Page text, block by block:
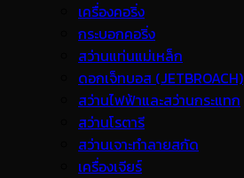
เครื่องคอริ่ง
กระบอกคอริ่ง
สว่านแท่นแม่เหล็ก
ดอกเจ็ทบอส (JETBROACH)
สว่านไฟฟ้าและสว่านกระแทก
สว่านโรตารี
สว่านเจาะทำลายสกัด
เครื่องเจียร์